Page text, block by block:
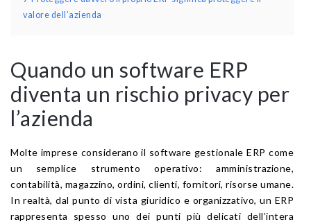
valore dell’azienda
Quando un software ERP
diventa un rischio privacy per
l’azienda
Molte imprese considerano il software gestionale ERP come
un semplice strumento operativo: amministrazione,
contabilità, magazzino, ordini, clienti, fornitori, risorse umane.
In realtà, dal punto di vista giuridico e organizzativo, un ERP
rappresenta spesso uno dei punti più delicati dell’intera